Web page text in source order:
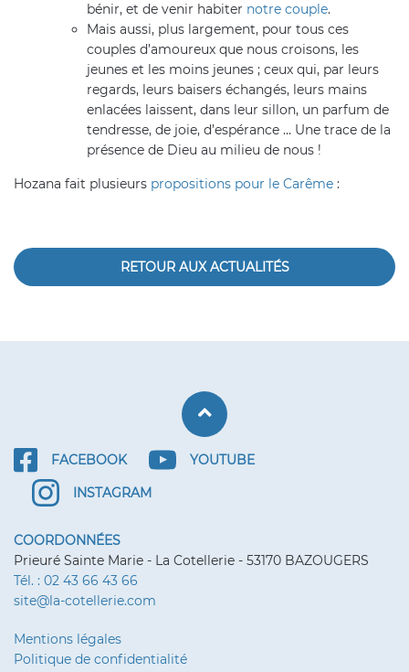
bénir, et de venir habiter notre couple.
Mais aussi, plus largement, pour tous ces
couples d’amoureux que nous croisons, les
jeunes et les moins jeunes ; ceux qui, par leurs
regards, leurs baisers échangés, leurs mains
enlacées laissent, dans leur sillon, un parfum de
tendresse, de joie, d’espérance … Une trace de la
présence de Dieu au milieu de nous !
Hozana fait plusieurs propositions pour le Carême :
RETOUR AUX ACTUALITÉS
Retour haut de
FACEBOOK
YOUTUBE
INSTAGRAM
COORDONNÉES
Prieuré Sainte Marie - La Cotellerie - 53170 BAZOUGERS
Tél. : 02 43 66 43 66
site@la-cotellerie.com
Mentions légales
Politique de confidentialité